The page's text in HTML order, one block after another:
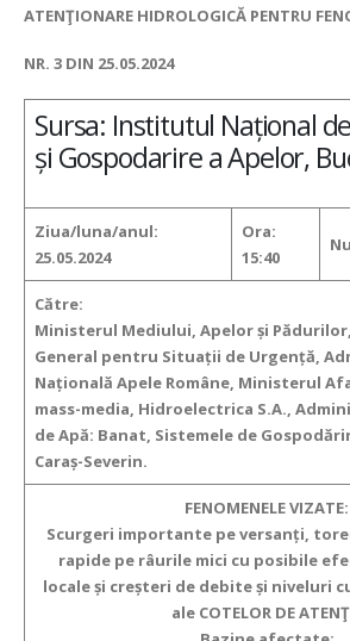
ATENŢIONARE HIDROLOGICĂ PENTRU
NR. 3 DIN 25.05.2024
Sursa: Institutul Național
și Gospodarire a Apelor,
Ziua/luna/anul:
25.05.2024
Ora:
15:40
Către:
Ministerul Mediului, Apelor și
General pentru Situații de Urgență,
Națională Apele Române, Ministerul
mass-media, Hidroelectrica S.A.,
de Apă: Banat, Sistemele de
Caraș-Severin.
FENOMENELE VIZATE:
Scurgeri importante pe versanți,
rapide pe râurile mici cu posibile
locale și creșteri de debite și niveluri
ale COTELOR DE